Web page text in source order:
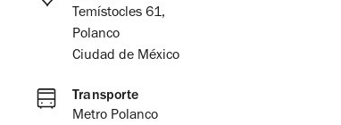
Temístocles 61,
Polanco
Ciudad de México
Transporte
Metro Polanco